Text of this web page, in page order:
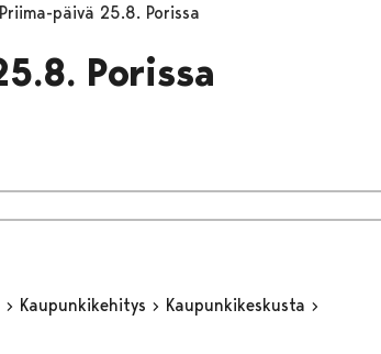
Priima-päivä 25.8. Porissa
Porissa
Kaupunkikehitys
Kaupunkikeskusta